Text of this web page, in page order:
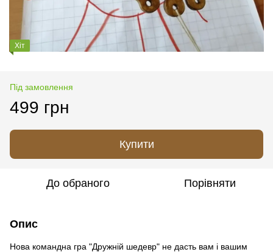
Хіт
Під замовлення
499 грн
Купити
До обраного Порівняти
Опис
Нова командна гра "Дружній шедевр" не дасть вам і вашим